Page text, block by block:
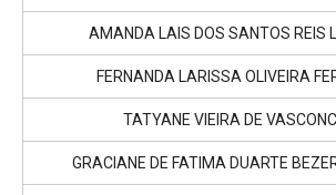
AMANDA LAIS DOS SANTOS REIS
FERNANDA LARISSA OLIVEIRA
TATYANE VIEIRA DE
GRACIANE DE FATIMA DUARTE